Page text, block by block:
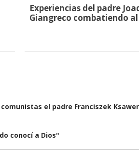
Experiencias del padre
Giangreco combatiendo
el padre Franciszek
conocí a Dios"